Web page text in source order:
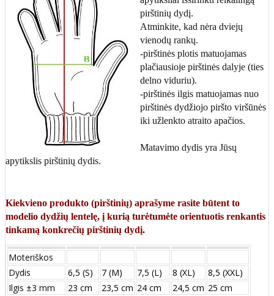
pirštinių dydį.
Atminkite, kad nėra dviejų
vienodų rankų.
-pirštinės plotis matuojamas
plačiausioje pirštinės dalyje (ties
delno viduriu).
-pirštinės ilgis matuojamas nuo
pirštinės dydžiojo piršto viršūnės
iki užlenkto atraito apačios.
Matavimo dydis yra Jūsų
apytikslis pirštinių dydis.
Kiekvieno produkto (pirštinių) aprašyme rasite būtent to
modelio dydžių lentelę, į kurią turėtumėte orientuotis renkantis
tinkamą konkrečių pirštinių dydį.
Moteriškos
Dydis
6,5 (S) 7 (M) 7,5 (L) 8 (XL)
8,5 (XXL)
Ilgis ±3 mm
23 cm 23,5 cm 24 cm 24,5 cm 25 cm